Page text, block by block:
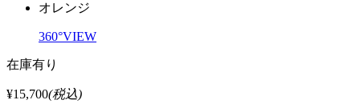
オレンジ
360°VIEW
在庫有り
¥15,700(税込)